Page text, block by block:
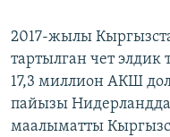
2017-жылы
тартылган чет элдик
17,3 миллион АКШ
пайызы
маалыматты